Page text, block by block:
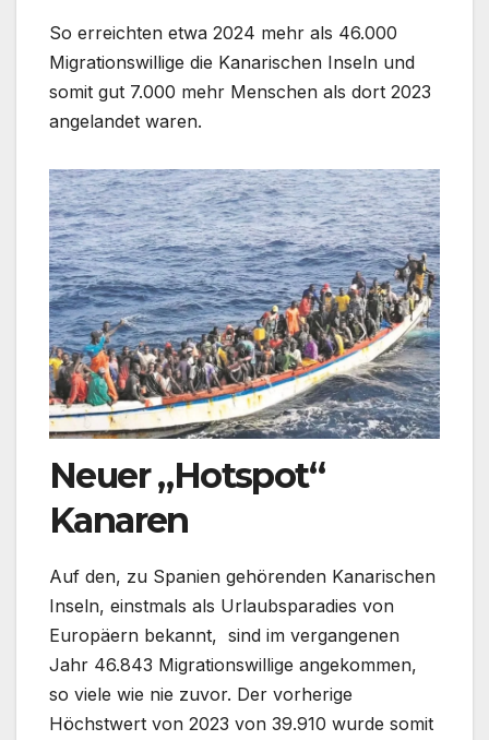
So erreichten etwa 2024 mehr als 46.000
Migrationswillige die Kanarischen Inseln und
somit gut 7.000 mehr Menschen als dort 2023
angelandet waren.
Neuer „Hotspot“
Kanaren
Auf den, zu Spanien gehörenden Kanarischen
Inseln, einstmals als Urlaubsparadies von
Europäern bekannt, sind im vergangenen
Jahr 46.843 Migrationswillige angekommen,
so viele wie nie zuvor. Der vorherige
Höchstwert von 2023 von 39.910 wurde somit